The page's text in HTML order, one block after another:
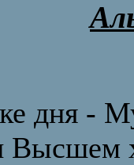
дня -
Высшем